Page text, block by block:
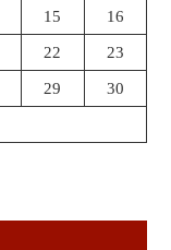
15 16
22 23
29 30